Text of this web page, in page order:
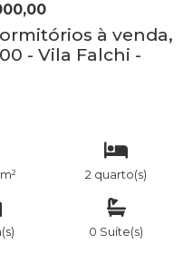
à venda,
- Vila Falchi -
2 quarto(s)
0 Suíte(s)